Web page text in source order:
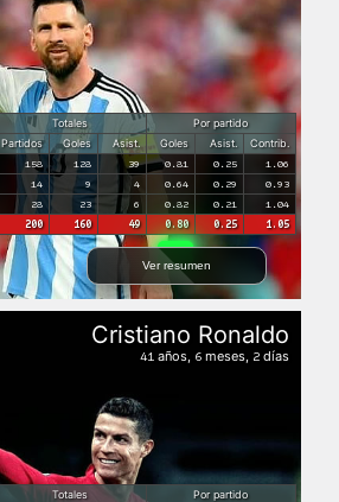
Totales
Por partido
Partidos Goles Asist. Goles Asist.
Contrib.
158 128 39 0.81 0.25 1.06
14 9 4 0.64 0.29 0.93
28 23 6 0.82 0.21 1.04
200 160 49 0.80 0.25 1.05
Ver resumen
Totales
Por partido
Cristiano Ronaldo
41 años, 6 meses, 2 días